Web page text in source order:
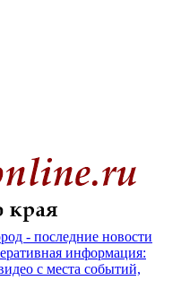
- последние новости
информация:
с места событий,